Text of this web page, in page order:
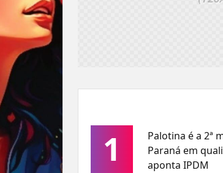
1
Palotina é a 2ª
Paraná em
aponta IPDM